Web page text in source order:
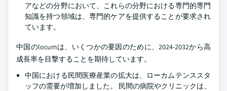
アなどの分野において、これらの分野における専門的専門
知識を持つ領域は、専門的ケアを提供することが要求され
ています。
中国のlocumは、いくつかの要因のために、2024-2032から高
成長率を目撃することを期待しています。
中国における民間医療産業の拡大は、ローカムテンススタ
ッフの需要が増加しました。 民間の病院やクリニックは、